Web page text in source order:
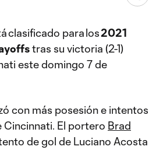
clasificado para los2021
tras su victoria (2-1)
este domingo 7 de
con más posesión e intentos
Cincinnati. El portero Brad
de gol de Luciano Acosta